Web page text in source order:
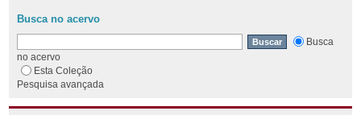
Busca no acervo
Busca
no acervo
Esta Coleção
Pesquisa avançada